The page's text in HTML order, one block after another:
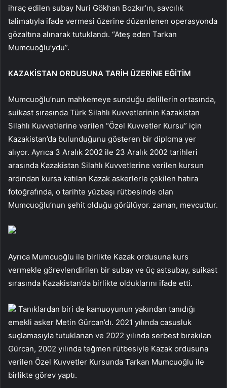
ihraç edilen subay Nuri Gökhan Bozkır’ın, savcılık
talimatıyla ifade vermesi üzerine düzenlenen operasyonda
gözaltına alınarak tutuklandı. “Ateş eden Tarkan
Mumcuoğlu’ydu”.
KAZAKİSTAN ORDUSUNA TARİH ÜZERİNE EĞİTİM
Mumcuoğlu’nun mahkemeye sunduğu delillerin ortasında,
suikast sırasında Türk Silahlı Kuvvetlerinin Kazakistan
Silahlı Kuvvetlerine verilen “Özel Kuvvetler Kursu” için
Kazakistan’da bulunduğunu gösteren bir diploma yer
alıyor. Ayrıca 3 Aralık 2002 ile 23 Aralık 2002 tarihleri ​​
arasında Kazakistan Silahlı Kuvvetlerine verilen kursun
ardından kursa katılan Kazak askerlerle çekilen hatıra
fotoğrafında, o tarihte yüzbaşı rütbesinde olan
Mumcuoğlu’nun şehit olduğu görülüyor. zaman, mevcuttur.
Ayrıca Mumcuoğlu ile birlikte Kazak ordusuna kurs
vermekle görevlendirilen bir subay ve üç astsubay, suikast
sırasında Kazakistan’da birlikte olduklarını ifade etti.
Tanıklardan biri de kamuoyunun yakından tanıdığı
emekli asker Metin Gürcan’dı. 2021 yılında casusluk
suçlamasıyla tutuklanan ve 2022 yılında serbest bırakılan
Gürcan, 2002 yılında teğmen rütbesiyle Kazak ordusuna
verilen Özel Kuvvetler Kursunda Tarkan Mumcuoğlu ile
birlikte görev yaptı.